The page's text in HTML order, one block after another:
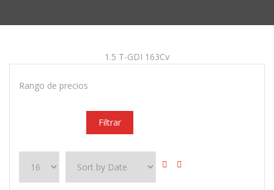
1.5 T-GDI 163Cv
Rango de precios
Filtrar